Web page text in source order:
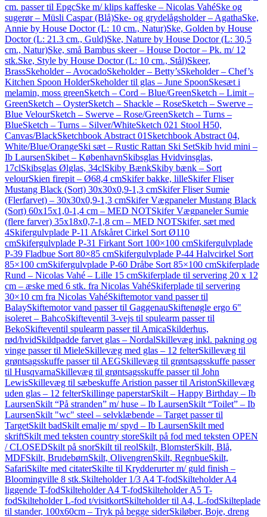
cm. passer til EpgcSke m/ klips kaffeske – Nicolas VahéSke og
sugerør – Müsli Caspar (Blå)Ske- og grydelågsholder – AgathaSke,
Annie by House Doctor (L: 10 cm., Natur)Ske, Golden by House
Doctor (L: 21.3 cm., Guld)Ske, Nature by House Doctor (L: 30,5
cm., Natur)Ske, små Bambus skeer – House Doctor – Pk. m/ 12
stk.Ske, Style by House Doctor (L: 10 cm., Stål)Skeer,
BrassSkeholder – AvocadoSkeholder – Betty’sSkeholder – Chef’s
Kitchen Spoon HolderSkeholder til glas – June SpoonSkesæt i
melamin, moss greenSketch – Cord – Blue/GreenSketch – Limit –
GreenSketch – OysterSketch – Shackle – RoseSketch – Swerve –
Blue VelourSketch – Swerve – Rose/GreenSketch – Turns –
BlueSketch – Turns – Silver/WhiteSketch 021 Stool H50,
Canvas/BlackSketchbook Abstract 01 Sketchbook Abstract 04,
White/Blue/OrangeSki sæt – Rustic Rattan Ski SetSkib hvid mini –
Ib LaursenSkibet – KøbenhavnSkibsglas Hvidvinsglas,
17clSkibsglas Ølglas, 34clSkiby BænkSkiby bænk – Sort
velourSkien firepit – Ø68,4 cmSkifer bakke, lilleSkifer Fliser
Mustang Black (Sort) 30x30x0,9-1,3 cmSkifer Fliser Sumie
(Flerfarvet) – 30x30x0,9-1,3 cmSkifer Vægpaneler Mustang Black
(Sort) 60x15x1,0-1,4 cm – MED NOTSkifer Vægpaneler Sumie
(flere farver) 35x18x0,7-1,8 cm – MED NOTSkifer, sæt med
4Skifergulvplade P-11 Afskåret Cirkel Sort Ø110
cmSkifergulvplade P-31 Firkant Sort 100×100 cmSkifergulvplade
P-39 Fladbue Sort 80×85 cmSkifergulvplade P-44 Halvcirkel Sort
85×100 cmSkifergulvplade P-60 Dråbe Sort 85×100 cmSkiferplade
Rund – Nicolas Vahé – Lille 15 cmSkiferplade til servering 20 x 12
cm – æske med 6 stk. fra Nicolas VahéSkiferplade til servering
30×10 cm fra Nicolas VahéSkiftemotor vand passer til
BalaySkiftemotor vand passer til GaggenauSkiftenøgle ergo 6"
isoleret – BahcoSkifteventil 3-vejs til spulearm passer til
BekoSkifteventil spulearm passer til AmicaSkilderhus,
rød/hvidSkildpadde farvet glas – NordalSkillevæg inkl. pakning og
vinge passer til MieleSkillevæg med glas – 12 felterSkillevæg til
grøntsagsskuffe passer til AEGSkillevæg til grøntsagsskuffe passer
til HusqvarnaSkillevæg til grøntsagsskuffe passer til John
LewisSkillevæg til sæbeskuffe Aristion passer til AristonSkillevæg
uden glas – 12 felterSkillinge paperstarSkilt – Happy Birthday – Ib
LaursenSkilt “På stranden” m/ huse – Ib LaursenSkilt “Toilet” – Ib
LaursenSkilt "wc" steel – selvklæbende – Target passer til
TargetSkilt badSkilt emalje m/ spyd – Ib LaursenSkilt med
skriftSkilt med teksten country storeSkilt på fod med teksten OPEN
/ CLOSEDSkilt på snorSkilt til reolSkilt, BlomsterSkilt, Blå,
MDFSkilt, BrudebørnSkilt, OlivengrenSkilt, RegnbueSkilt,
SafariSkilte med citaterSkilte til Krydderurter m/ guld finish –
Bloomingville 8 stk.Skilteholder 1/3 A4 T-fodSkilteholder A4
liggende T-fodSkilteholder A4 T-fodSkilteholder A5 T-
fodSkilteholder L-fod t/visitkortSkilteholder til A4, L-fodSkilteplade
til stander, 100x60cm – Tryk på begge siderSkiløber, Boje, dreng